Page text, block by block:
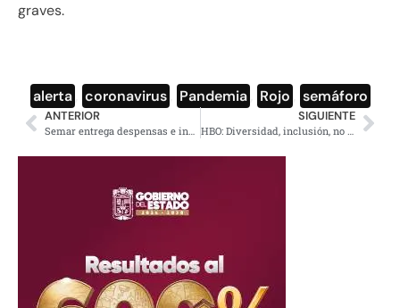
graves.
alerta coronavirus Pandemia Rojo semáforo
ANTERIOR
Semar entrega despensas e insumos médicos en municipios de Sonora
SIGUIENTE
HBO: Diversidad, inclusión, no discriminación, Chumel fuera